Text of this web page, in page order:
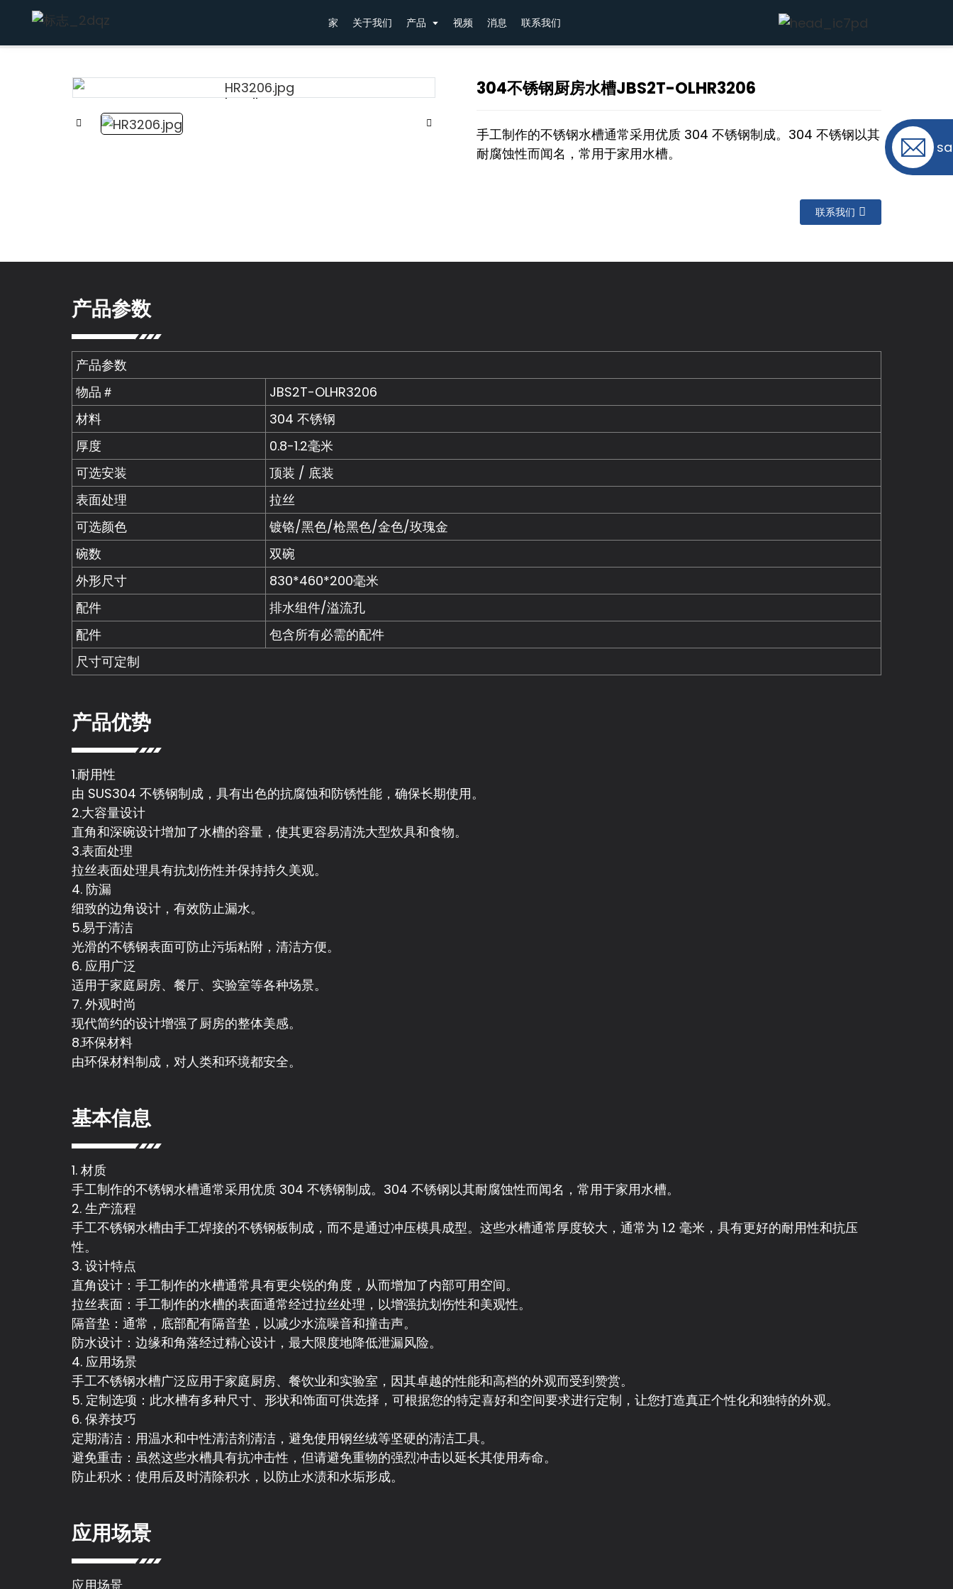
家 关于我们 产品 视频 消息 联系我们
家 304不锈钢厨房水槽JBS2T-OLHR3206
Loading...
Loading...
304不锈钢厨房水槽JBS2T-OLHR3206
手工制作的不锈钢水槽通常采用优质 304 不锈钢制成。304 不锈钢以其
耐腐蚀性而闻名，常用于家用水槽。
联系我们
产品参数
产品参数
物品＃
JBS2T-OLHR3206
材料
304 不锈钢
厚度
0.8-1.2毫米
可选安装
顶装 / 底装
表面处理
拉丝
可选颜色
镀铬/黑色/枪黑色/金色/玫瑰金
碗数
双碗
外形尺寸
830*460*200毫米
配件
排水组件/溢流孔
配件
包含所有必需的配件
尺寸可定制
产品优势
1.耐用性
由 SUS304 不锈钢制成，具有出色的抗腐蚀和防锈性能，确保长期使用。
2.大容量设计
直角和深碗设计增加了水槽的容量，使其更容易清洗大型炊具和食物。
3.表面处理
拉丝表面处理具有抗划伤性并保持持久美观。
4. 防漏
细致的边角设计，有效防止漏水。
5.易于清洁
光滑的不锈钢表面可防止污垢粘附，清洁方便。
6. 应用广泛
适用于家庭厨房、餐厅、实验室等各种场景。
7. 外观时尚
现代简约的设计增强了厨房的整体美感。
8.环保材料
由环保材料制成，对人类和环境都安全。
基本信息
1. 材质
手工制作的不锈钢水槽通常采用优质 304 不锈钢制成。304 不锈钢以其耐腐蚀性而闻名，常用于家用水槽。
2. 生产流程
手工不锈钢水槽由手工焊接的不锈钢板制成，而不是通过冲压模具成型。这些水槽通常厚度较大，通常为 1.2 毫米，具有更好的耐用性和抗压
性。
3. 设计特点
直角设计：手工制作的水槽通常具有更尖锐的角度，从而增加了内部可用空间。
拉丝表面：手工制作的水槽的表面通常经过拉丝处理，以增强抗划伤性和美观性。
隔音垫：通常，底部配有隔音垫，以减少水流噪音和撞击声。
防水设计：边缘和角落经过精心设计，最大限度地降低泄漏风险。
4. 应用场景
手工不锈钢水槽广泛应用于家庭厨房、餐饮业和实验室，因其卓越的性能和高档的外观而受到赞赏。
5. 定制选项：此水槽有多种尺寸、形状和饰面可供选择，可根据您的特定喜好和空间要求进行定制，让您打造真正个性化和独特的外观。
6. 保养技巧
定期清洁：用温水和中性清洁剂清洁，避免使用钢丝绒等坚硬的清洁工具。
避免重击：虽然这些水槽具有抗冲击性，但请避免重物的强烈冲击以延长其使用寿命。
防止积水：使用后及时清除积水，以防止水渍和水垢形成。
应用场景
应用场景